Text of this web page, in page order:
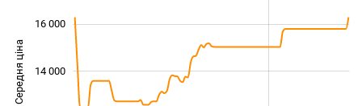
Середня ціна 10 000
14 000
16 000